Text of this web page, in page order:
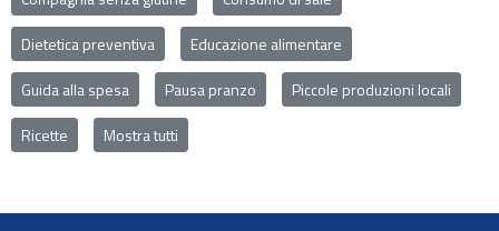
Dietetica preventiva
Educazione alimentare
Guida alla spesa
Pausa pranzo
Piccole produzioni locali
Ricette
Mostra tutti